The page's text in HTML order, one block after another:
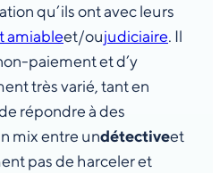
qu’ils ont avec leurs
amiableet/oujudiciaire. Il
paiement et d’y
très varié, tant en
répondre à des
mix entre undétectiveet
pas de harceler et